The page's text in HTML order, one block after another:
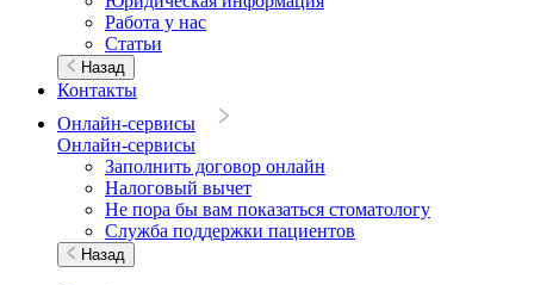
Работа у нас
Статьи
Назад
Контакты
Онлайн-сервисы
Онлайн-сервисы
Заполнить договор онлайн
Налоговый вычет
Не пора бы вам показаться стоматологу
Служба поддержки пациентов
Назад